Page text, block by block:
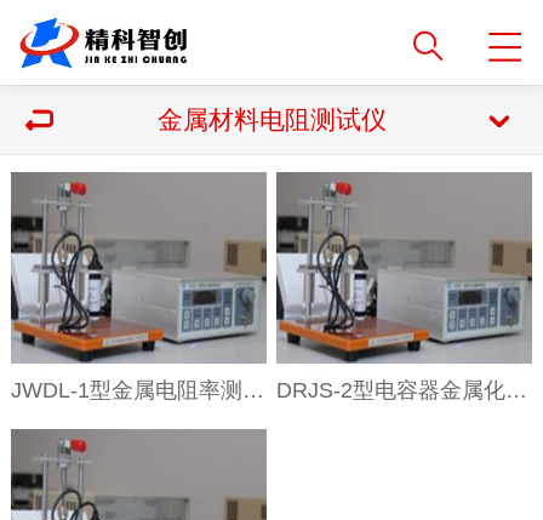
金属材料电阻测试仪
JWDL-1型金属电阻率测试仪 DRJS-2型电容器金属化膜测试仪